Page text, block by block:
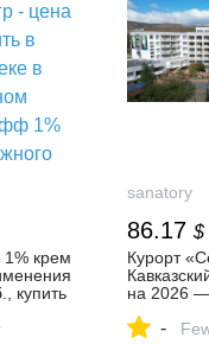
крем
купить
sanatory
86.17 $
Курорт
на 2026
онлайн
-